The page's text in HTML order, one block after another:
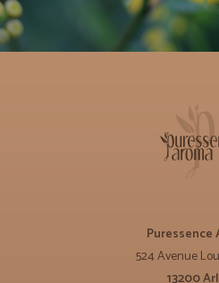
Puressence
524 Avenue